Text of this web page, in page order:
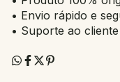
• Envio rápido e
• Suporte ao